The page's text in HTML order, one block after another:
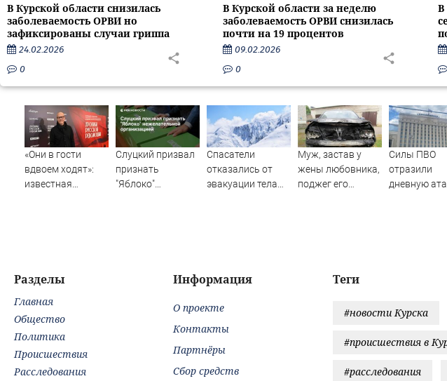
В Курской области снизилась
заболеваемость ОРВИ но
зафиксированы случаи гриппа
24.02.2026
0
В Курской области за неделю
заболеваемость ОРВИ снизилась
почти на 19 процентов
09.02.2026
0
В
«Они в гости
вдвоем ходят»:
известная
Слуцкий призвал
признать
"Яблоко"
Спасатели
отказались от
эвакуации тела
Муж, застав у
жены любовника,
поджег его
Силы ПВО
отразили
дневную
Теги
#новости Курска
#происшествия в
#расследования
Разделы
Главная
Общество
Политика
Происшествия
Расследования
Информация
О проекте
Контакты
Партнёры
Сбор средств